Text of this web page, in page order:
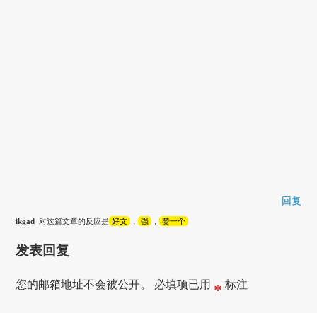
回复
ikgad 对这篇文章的反应是 好文 ， 强 ， 赞一个
发表回复
您的邮箱地址不会被公开。 必填项已用 * 标注